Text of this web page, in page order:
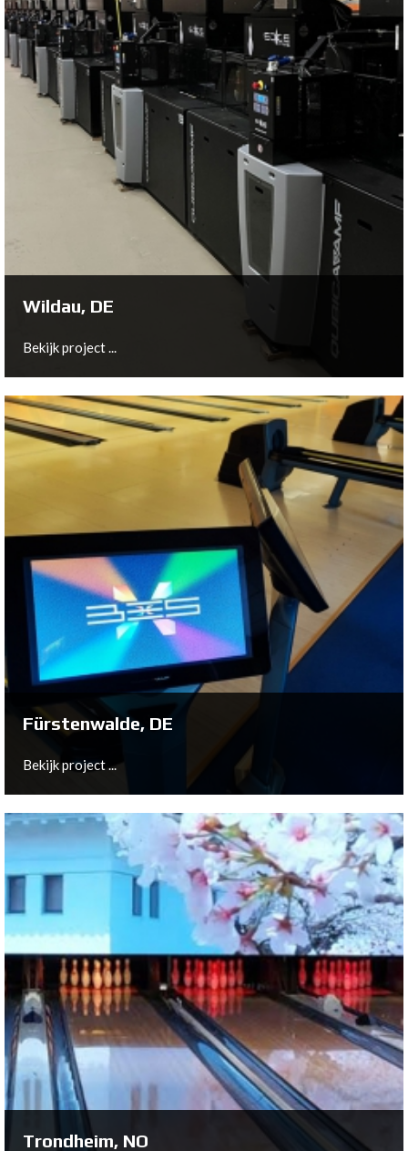
Nistelrode, NL
Wildau, DE
Bekijk project ...
Wildau, DE
Bekijk project ...
Fürstenwalde, DE
Bekijk project ...
Fürstenwalde, DE
Bekijk project ...
Trondheim, NO